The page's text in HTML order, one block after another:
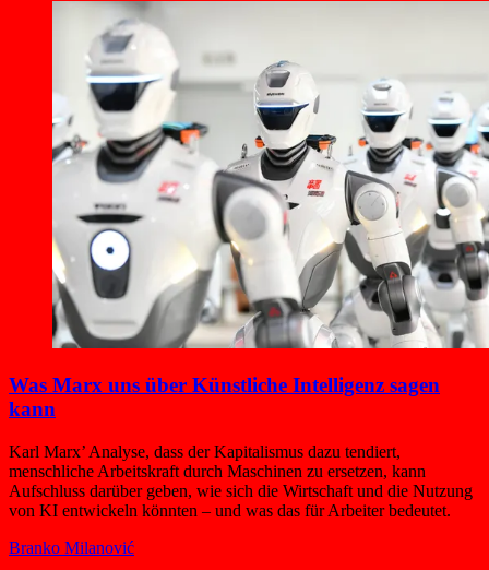
Was Marx uns über Künstliche Intelligenz sagen
kann
Karl Marx’ Analyse, dass der Kapitalismus dazu tendiert,
menschliche Arbeitskraft durch Maschinen zu ersetzen, kann
Aufschluss darüber geben, wie sich die Wirtschaft und die Nutzung
von KI entwickeln könnten – und was das für Arbeiter bedeutet.
Branko Milanović